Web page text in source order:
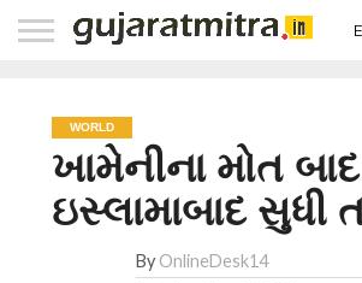
WORLD
ખામેનીના મોત
ઇસ્લામાબાદ સુધી
By OnlineDesk14